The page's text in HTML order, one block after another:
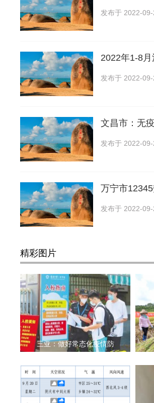
发布于 2022-
2022年1-8
发布于 2022-
文昌市：无
发布于 2022-
万宁市
发布于 2022-
精彩图片
三亚：做好常态化疫情防